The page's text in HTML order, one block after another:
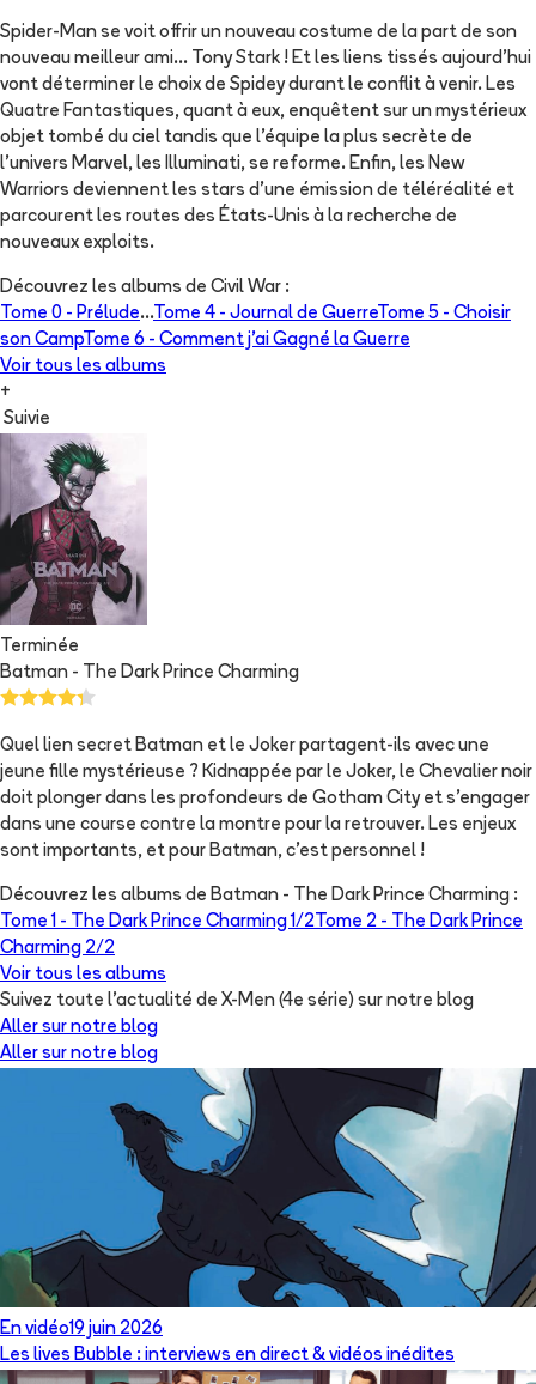
Spider-Man se voit offrir un nouveau costume de la part de son
nouveau meilleur ami... Tony Stark ! Et les liens tissés aujourd'hui
vont déterminer le choix de Spidey durant le conflit à venir. Les
Quatre Fantastiques, quant à eux, enquêtent sur un mystérieux
objet tombé du ciel tandis que l'équipe la plus secrète de
l'univers Marvel, les Illuminati, se reforme. Enfin, les New
Warriors deviennent les stars d'une émission de téléréalité et
parcourent les routes des États-Unis à la recherche de
nouveaux exploits.
Découvrez les albums de Civil War :
Tome 0 - Prélude...Tome 4 - Journal de GuerreTome 5 - Choisir
son CampTome 6 - Comment j'ai Gagné la Guerre
Voir tous les albums
+
Suivie
Terminée
Batman - The Dark Prince Charming
Quel lien secret Batman et le Joker partagent-ils avec une
jeune fille mystérieuse ? Kidnappée par le Joker, le Chevalier noir
doit plonger dans les profondeurs de Gotham City et s'engager
dans une course contre la montre pour la retrouver. Les enjeux
sont importants, et pour Batman, c'est personnel !
Découvrez les albums de Batman - The Dark Prince Charming :
Tome 1 - The Dark Prince Charming 1/2 Tome 2 - The Dark Prince
Charming 2/2
Voir tous les albums
Suivez toute l'actualité de X-Men (4e série) sur notre blog
Aller sur notre blog
Aller sur notre blog
En vidéo19 juin 2026
Les lives Bubble : interviews en direct & vidéos inédites